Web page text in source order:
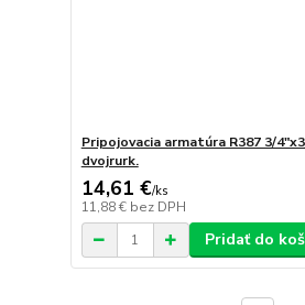
Pripojovacia armatúra R387 3/
dvojrurk.
14,61 €/ks
11,88 € bez DPH
Pridať do